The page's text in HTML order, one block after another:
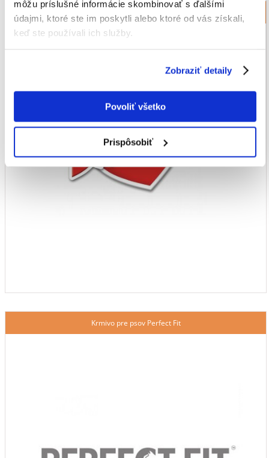
môžu príslušné informácie skombinovať s ďalšími
údajmi, ktoré ste im poskytli alebo ktoré od vás získali,
keď ste používali ich služby.
Zobraziť detaily
Povoliť všetko
Prispôsobiť
Krmivo pre psov Perfect Fit